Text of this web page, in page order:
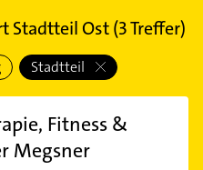
Stadtteil Ost(3Treffer)
Stadtteil
Fitness &
Megsner